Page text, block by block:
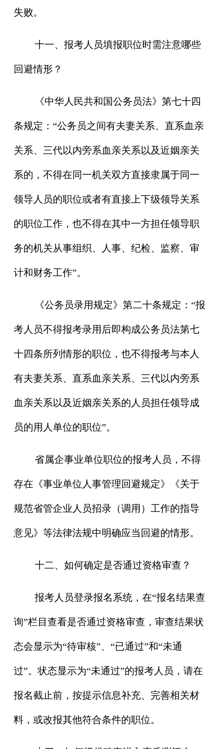
失败。
十一、报考人员填报职位时需注意哪些
回避情形？
《中华人民共和国公务员法》第七十四
条规定：“公务员之间有夫妻关系、直系血亲
关系、三代以内旁系血亲关系以及近姻亲关
系的，不得在同一机关双方直接隶属于同一
领导人员的职位或者有直接上下级领导关系
的职位工作，也不得在其中一方担任领导职
务的机关从事组织、人事、纪检、监察、审
计和财务工作”。
《公务员录用规定》第二十条规定：“报
考人员不得报考录用后即构成公务员法第七
十四条所列情形的职位，也不得报考与本人
有夫妻关系、直系血亲关系、三代以内旁系
血亲关系以及近姻亲关系的人员担任领导成
员的用人单位的职位”。
省属企事业单位职位的报考人员，不得
存在《事业单位人事管理回避规定》《关于
规范省管企业人员招录（调用）工作的指导
意见》等法律法规中明确应当回避的情形。
十二、如何确定是否通过资格审查？
报考人员登录报名系统，在“报名结果查
询”栏目查看是否通过资格审查，审查结果状
态会显示为“待审核”、“已通过”和“未通
过”。状态显示为“未通过”的报考人员，请在
报名截止前，按提示信息补充、完善相关材
料，或改报其他符合条件的职位。